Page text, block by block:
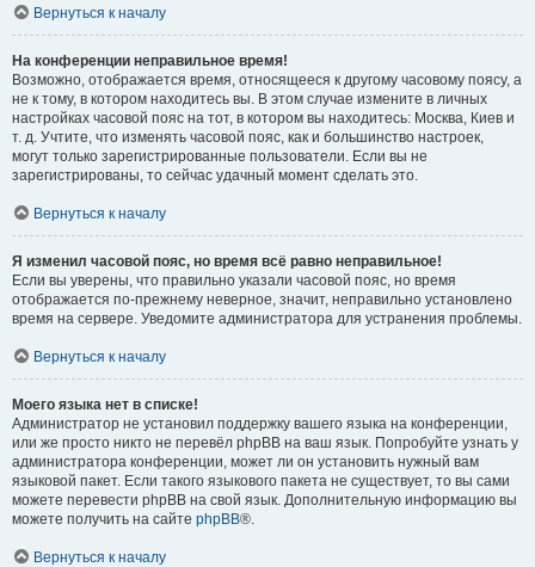
Вернуться к началу
На конференции неправильное время!
Возможно, отображается время, относящееся к другому часовому поясу, а
не к тому, в котором находитесь вы. В этом случае измените в личных
настройках часовой пояс на тот, в котором вы находитесь: Москва, Киев и
т. д. Учтите, что изменять часовой пояс, как и большинство настроек,
могут только зарегистрированные пользователи. Если вы не
зарегистрированы, то сейчас удачный момент сделать это.
Вернуться к началу
Я изменил часовой пояс, но время всё равно неправильное!
Если вы уверены, что правильно указали часовой пояс, но время
отображается по-прежнему неверное, значит, неправильно установлено
время на сервере. Уведомите администратора для устранения проблемы.
Вернуться к началу
Моего языка нет в списке!
Администратор не установил поддержку вашего языка на конференции,
или же просто никто не перевёл phpBB на ваш язык. Попробуйте узнать у
администратора конференции, может ли он установить нужный вам
языковой пакет. Если такого языкового пакета не существует, то вы сами
можете перевести phpBB на свой язык. Дополнительную информацию вы
можете получить на сайте phpBB®.
Вернуться к началу